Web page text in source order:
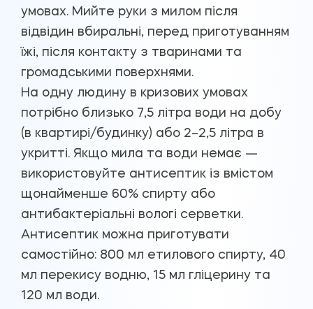
умовах. Мийте руки з милом після
відвідин вбиральні, перед приготуванням
їжі, після контакту з тваринами та
громадськими поверхнями.
На одну людину в кризових умовах
потрібно близько 7,5 літра води на добу
(в квартирі/будинку) або 2–2,5 літра в
укритті. Якщо мила та води немає —
використовуйте антисептик із вмістом
щонайменше 60% спирту або
антибактеріальні вологі серветки.
Антисептик можна приготувати
самостійно: 800 мл етилового спирту, 40
мл перекису водню, 15 мл гліцерину та
120 мл води.